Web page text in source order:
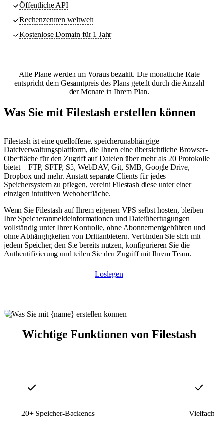
Öffentliche API
Rechenzentren weltweit
Kostenlose Domain für 1 Jahr
Alle Pläne werden im Voraus bezahlt. Die monatliche Rate
entspricht dem Gesamtpreis des Plans geteilt durch die Anzahl
der Monate in Ihrem Plan.
Was Sie mit Filestash erstellen können
Filestash ist eine quelloffene, speicherunabhängige
Dateiverwaltungsplattform, die Ihnen eine übersichtliche Browser-
Oberfläche für den Zugriff auf Dateien über mehr als 20 Protokolle
bietet – FTP, SFTP, S3, WebDAV, Git, SMB, Google Drive,
Dropbox und mehr. Anstatt separate Clients für jedes
Speichersystem zu pflegen, vereint Filestash diese unter einer
einzigen intuitiven Weboberfläche.
Wenn Sie Filestash auf Ihrem eigenen VPS selbst hosten, bleiben
Ihre Speicheranmeldeinformationen und Dateiübertragungen
vollständig unter Ihrer Kontrolle, ohne Abonnementgebühren und
ohne Abhängigkeiten von Drittanbietern. Verbinden Sie sich mit
jedem Speicher, den Sie bereits nutzen, konfigurieren Sie die
Authentifizierung und teilen Sie den Zugriff mit Ihrem Team.
Loslegen
Wichtige Funktionen von Filestash
20+ Speicher-Backends